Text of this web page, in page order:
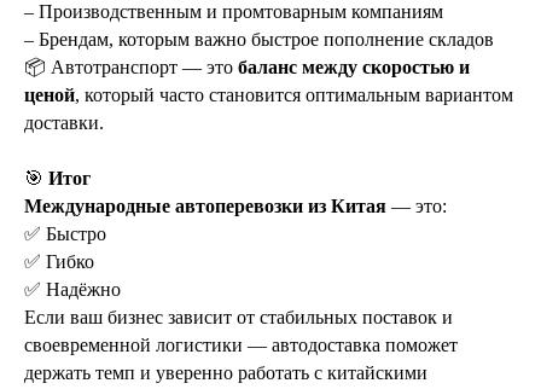
– Производственным и промтоварным компаниям
– Брендам, которым важно быстрое пополнение складов
📦 Автотранспорт — это баланс между скоростью и
ценой, который часто становится оптимальным вариантом
доставки.
🎯 Итог
Международные автоперевозки из Китая — это:
✅ Быстро
✅ Гибко
✅ Надёжно
Если ваш бизнес зависит от стабильных поставок и
своевременной логистики — автодоставка поможет
держать темп и уверенно работать с китайскими